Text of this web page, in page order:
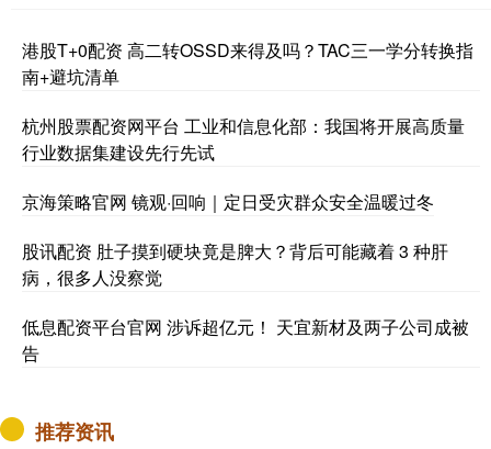
港股T+0配资 高二转OSSD来得及吗？TAC三一学分转换指
南+避坑清单
杭州股票配资网平台 工业和信息化部：我国将开展高质量
行业数据集建设先行先试
京海策略官网 镜观·回响｜定日受灾群众安全温暖过冬
股讯配资 肚子摸到硬块竟是脾大？背后可能藏着 3 种肝
病，很多人没察觉
低息配资平台官网 涉诉超亿元！ 天宜新材及两子公司成被
告
推荐资讯